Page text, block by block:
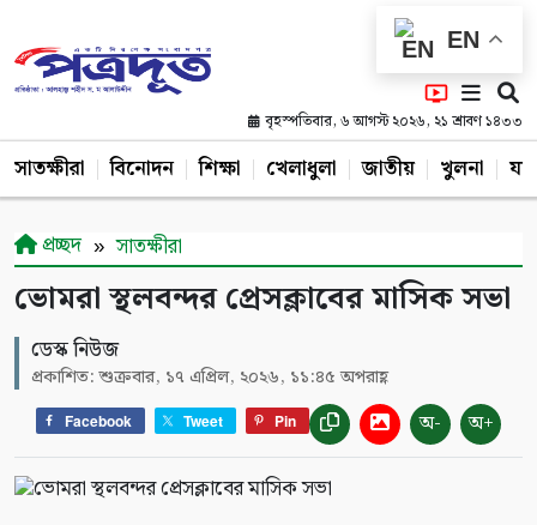
EN
বৃহস্পতিবার, ৬ আগস্ট ২০২৬, ২১ শ্রাবণ ১৪৩৩
সাতক্ষীরা বিনোদন শিক্ষা খেলাধুলা জাতীয় খুলনা
প্রচ্ছদ সাতক্ষীরা
ভোমরা স্থলবন্দর প্রেসক্লাবের মাসিক সভা
ডেস্ক নিউজ
প্রকাশিত: শুক্রবার, ১৭ এপ্রিল, ২০২৬, ১১:৪৫ অপরাহ্ণ
Facebook Tweet Pin অ- অ+